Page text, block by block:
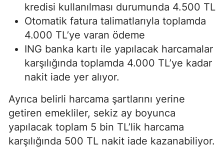
kredisi kullanılması durumunda 4.500 TL
Otomatik fatura talimatlarıyla toplamda
4.000 TL’ye varan ödeme
ING banka kartı ile yapılacak harcamalar
karşılığında toplamda 4.000 TL’ye kadar
nakit iade yer alıyor.
Ayrıca belirli harcama şartlarını yerine
getiren emekliler, sekiz ay boyunca
yapılacak toplam 5 bin TL’lik harcama
karşılığında 500 TL nakit iade kazanabiliyor.